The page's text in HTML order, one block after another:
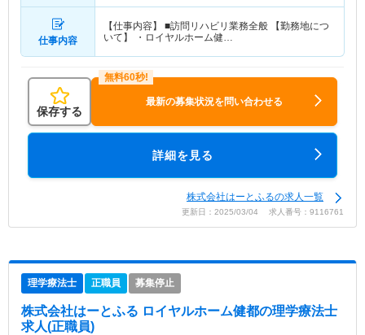
仕事内容
【仕事内容】 ■訪問リハビリ業務全般 【勤務地につ
いて】 ・ロイヤルホーム健…
保存する
最新の募集状況を問い合わせる
詳細を見る
株式会社はーとふるの求人一覧
更新日：2025/03/04 求人番号：9116761
理学療法士 正職員 募集停止
株式会社はーとふる ロイヤルホーム健都の理学療法士
求人(正職員)